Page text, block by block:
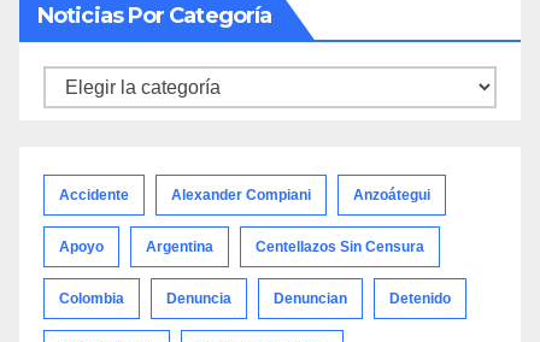
Noticias Por Categoría
Noticias
Accidente Alexander Compiani Anzoátegui
Apoyo Argentina Centellazos Sin Censura
Colombia Denuncia Denuncian Detenido